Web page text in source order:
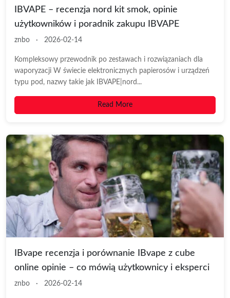
IBVAPE – recenzja nord kit smok, opinie
użytkowników i poradnik zakupu IBVAPE
znbo · 2026-02-14
Kompleksowy przewodnik po zestawach i rozwiązaniach dla
waporyzacji W świecie elektronicznych papierosów i urządzeń
typu pod, nazwy takie jak IBVAPE|nord...
Read More
IBvape recenzja i porównanie IBvape z cube
online opinie – co mówią użytkownicy i eksperci
znbo · 2026-02-14